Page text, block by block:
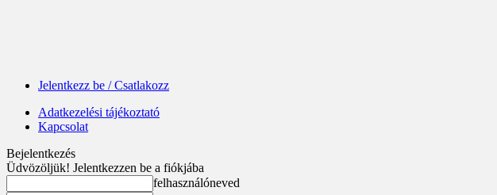
Jelentkezz be / Csatlakozz
Adatkezelési tájékoztató
Kapcsolat
Bejelentkezés
Üdvözöljük! Jelentkezzen be a fiókjába
felhasználóneved